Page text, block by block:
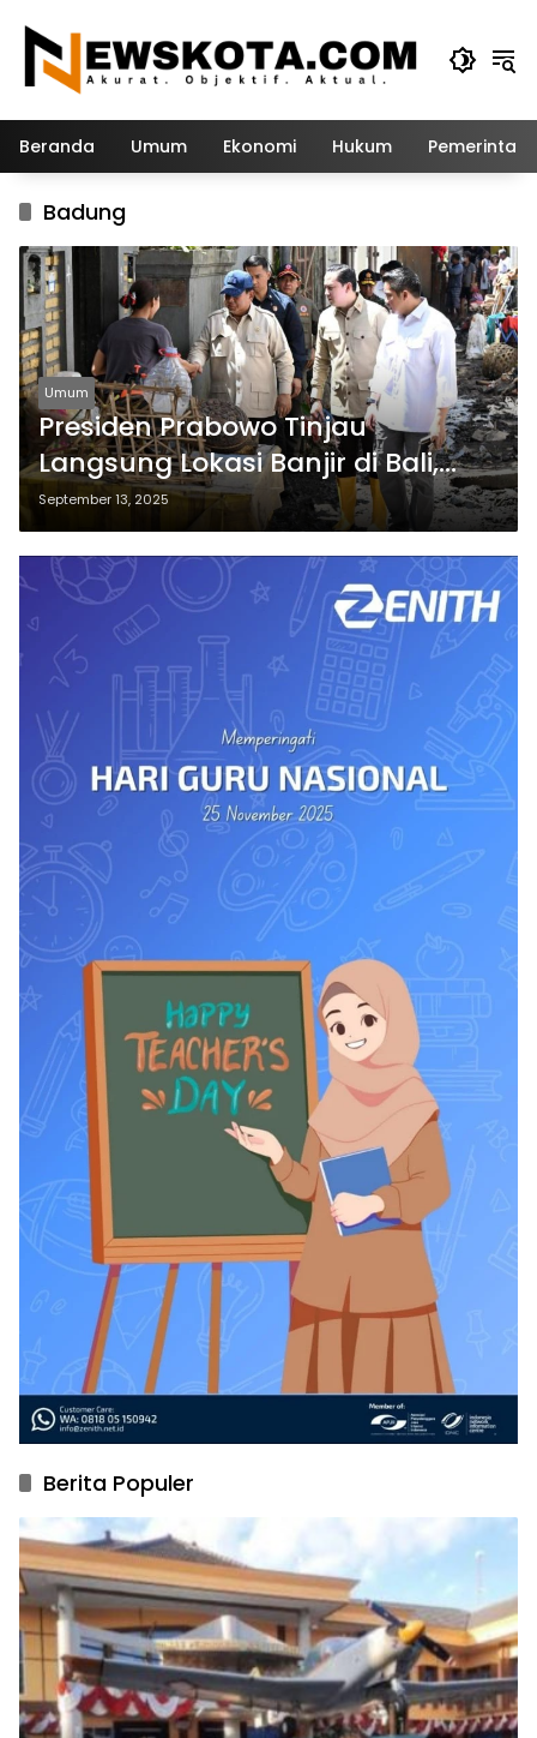
konten
Beranda Umum Ekonomi Hukum
Badung
Umum
Presiden Prabowo Tinjau
Langsung Lokasi Banjir di Bali,
Sapa Warga dan Beri Dukungan
Moral
September 13, 2025
Berita Populer